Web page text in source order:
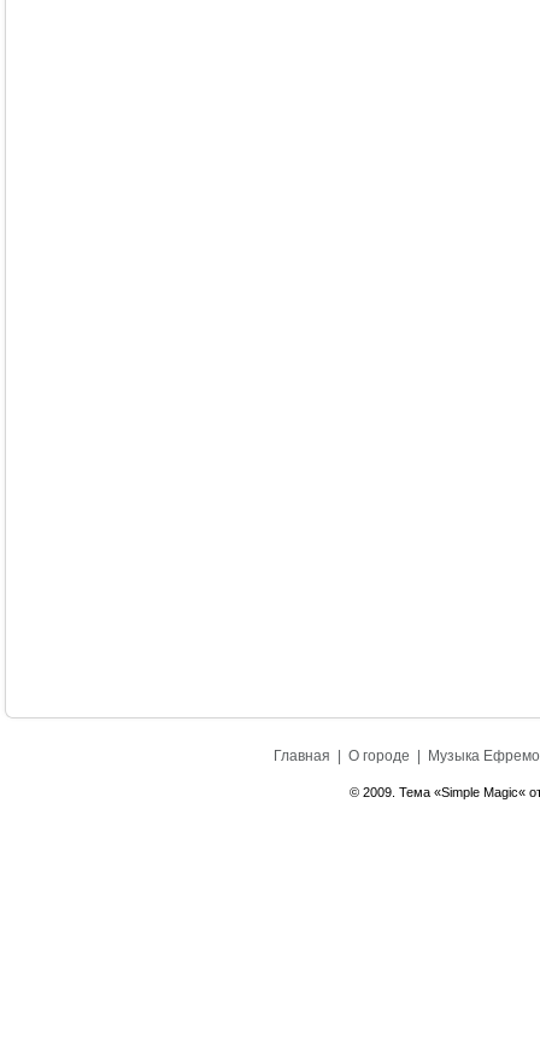
Главная О городе Музыка
© 2009. Тема «Simple Magic«